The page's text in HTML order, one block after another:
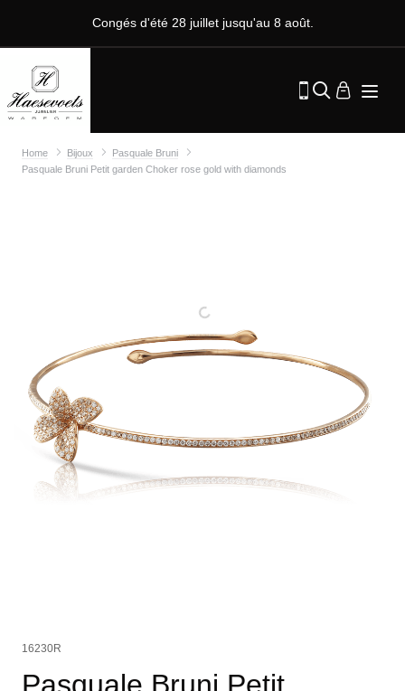
Congés d'été 28 juillet jusqu'au 8 août.
Home Bijoux
Pasquale Bruni
Pasquale Bruni Petit garden Choker rose gold with diamonds
16230R